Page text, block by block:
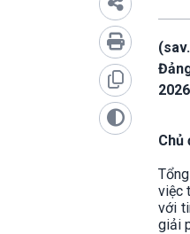
Chủ
việc
với
giải